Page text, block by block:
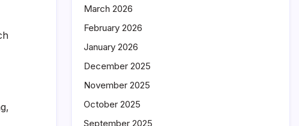
March 2026
February 2026
January 2026
December 2025
November 2025
October 2025
September 2025